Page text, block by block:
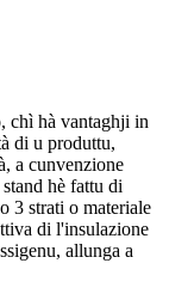
chì hà vantaghji in
di u produttu,
a cunvenzione
hè fattu di
3 strati o materiale
di l'insulazione
allunga a